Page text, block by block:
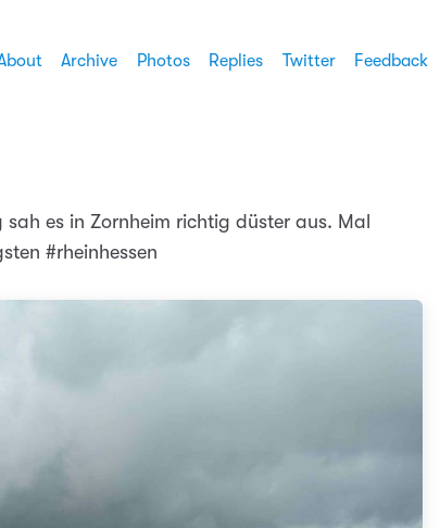
Archive Photos Replies Twitter Feedback
es in Zornheim richtig düster aus. Mal
#rheinhessen